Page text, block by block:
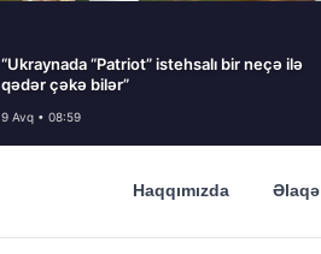
“Ukraynada “Patriot” istehsalı bir neçə ilə
qədər çəkə bilər”
9 Avq • 08:59
Haqqımızda Əlaqə